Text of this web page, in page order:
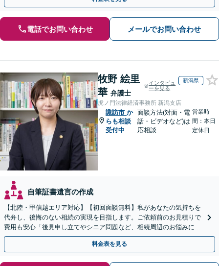
電話でお問い合わせ メールでお問い合わせ
牧野 絵里
華 弁護士
インタビュ
ーを見る
新潟県
虎ノ門法律経済事務所 新潟支店
諏訪市 か
らも相談
受付中
面談方法(対面・電
話・ビデオなど)は
応相談
営業時
間：本日
定休日
自筆証書遺言の作成
【北陸・甲信越エリア対応】【初回面談無料】私があなたの気持ちを
代弁し、後悔のない相続の実現を目指します。ご依頼前のお見積りで
費用も安心「後見申し立てやシニア問題など、相続周辺のお悩みにも
対処可能」【WEB面談対応】
料金表を見る